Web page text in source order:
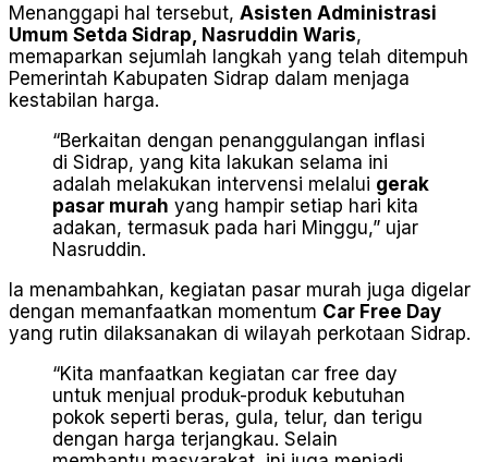
Menanggapi hal tersebut, Asisten Administrasi
Umum Setda Sidrap, Nasruddin Waris,
memaparkan sejumlah langkah yang telah ditempuh
Pemerintah Kabupaten Sidrap dalam menjaga
kestabilan harga.
“Berkaitan dengan penanggulangan inflasi
di Sidrap, yang kita lakukan selama ini
adalah melakukan intervensi melalui gerak
pasar murah yang hampir setiap hari kita
adakan, termasuk pada hari Minggu,” ujar
Nasruddin.
Ia menambahkan, kegiatan pasar murah juga digelar
dengan memanfaatkan momentum Car Free Day
yang rutin dilaksanakan di wilayah perkotaan Sidrap.
“Kita manfaatkan kegiatan car free day
untuk menjual produk-produk kebutuhan
pokok seperti beras, gula, telur, dan terigu
dengan harga terjangkau. Selain